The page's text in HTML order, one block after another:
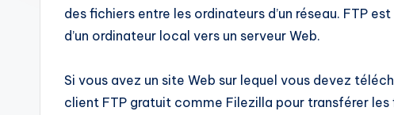
des fichiers entre les ordinateurs d’un réseau. FTP
d’un ordinateur local vers un serveur Web.
Si vous avez un site Web sur lequel vous devez
client FTP gratuit comme Filezilla pour transférer